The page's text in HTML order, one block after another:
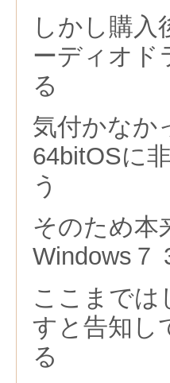
しかし購入
ーディオド
る
気付かなか
64bitOSに
う
そのため本
Windows７
ここまでは
すと告知し
る